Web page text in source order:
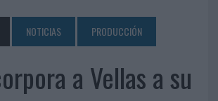
NOTICIAS PRODUCCIÓN
a Vellas a su